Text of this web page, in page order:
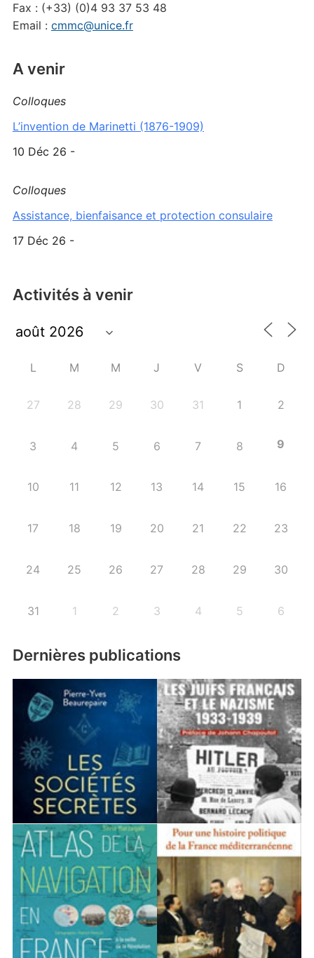
Fax : (+33) (0)4 93 37 53 48
Email : cmmc@unice.fr
A venir
Colloques
L’invention de Marinetti (1876-1909)
10 Déc 26 -
Colloques
Assistance, bienfaisance et protection consulaire
17 Déc 26 -
Activités à venir
L M M J V S D
27 28 29 30 31 1 2
3 4 5 6 7 8 9
10 11 12 13 14 15 16
17 18 19 20 21 22 23
24 25 26 27 28 29 30
31 1 2 3 4 5 6
Dernières publications